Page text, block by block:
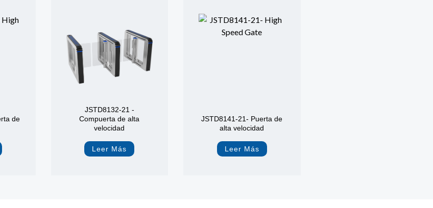
de
JSTD8132-21 -
Compuerta de alta
velocidad
Leer Más
JSTD8141-21- Puerta de
alta velocidad
Leer Más